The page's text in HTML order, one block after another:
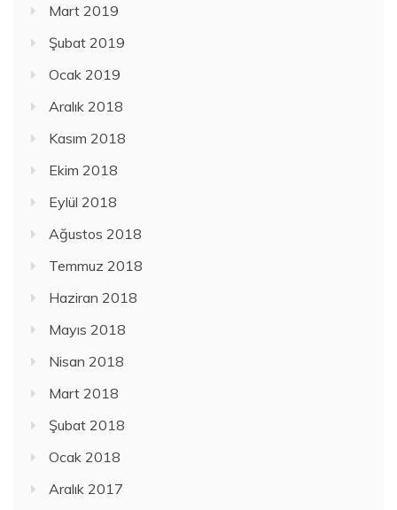
Mart 2019
Şubat 2019
Ocak 2019
Aralık 2018
Kasım 2018
Ekim 2018
Eylül 2018
Ağustos 2018
Temmuz 2018
Haziran 2018
Mayıs 2018
Nisan 2018
Mart 2018
Şubat 2018
Ocak 2018
Aralık 2017